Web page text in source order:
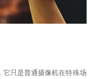
只是普通摄像机在特殊场